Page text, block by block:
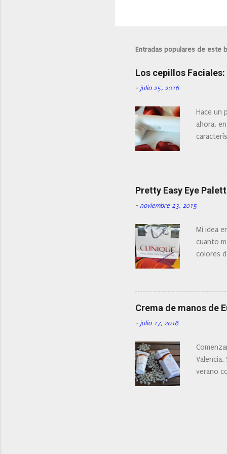
Entradas populares de este
Los cepillos
- julio 25, 2016
Hace un
ahora,
¿Cual
facial de
Pretty Easy Eye
- noviembre 23, 2015
Mi idea
cuanto
colores
Crema de manos de
- julio 17, 2016
verano